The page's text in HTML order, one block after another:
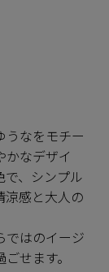
うなをモチー
かなデザイ
で、シンプル
涼感と大人の
ではのイージ
せます。